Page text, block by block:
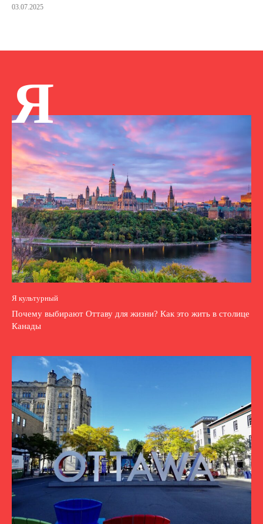
03.07.2025
Я
Я культурный
Почему выбирают Оттаву для жизни? Как это жить в столице
Канады